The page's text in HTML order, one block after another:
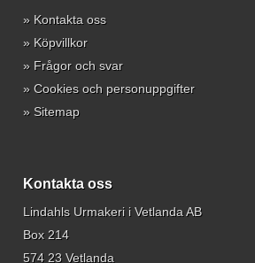
» Kontakta oss
» Köpvillkor
» Frågor och svar
» Cookies och personuppgifter
» Sitemap
Kontakta oss
Lindahls Urmakeri i Vetlanda AB
Box 214
574 23 Vetlanda